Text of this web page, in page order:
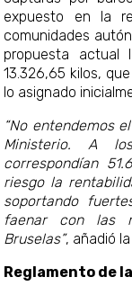
expuesto en la
comunidades
propuesta actual
13.326,65 kilos,
lo asignado
“No entendemos
Ministerio. A
correspondían
riesgo la
soportando
faenar con las
Bruselas”, añadió
Reglamento de